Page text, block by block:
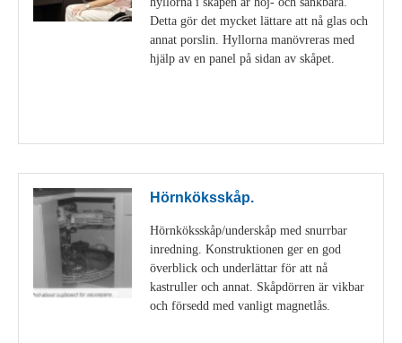
Detta gör det mycket lättare att nå glas och
annat porslin. Hyllorna manövreras med
hjälp av en panel på sidan av skåpet.
Hörnköksskåp.
Hörnköksskåp/underskåp med snurrbar
inredning. Konstruktionen ger en god
överblick och underlättar för att nå
kastruller och annat. Skåpdörren är vikbar
och försedd med vanligt magnetlås.